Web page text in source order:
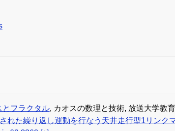
とフラクタル, カオスの数理と技術, 放送大学教
れた繰り返し運動を行なう天井走行型1リンク